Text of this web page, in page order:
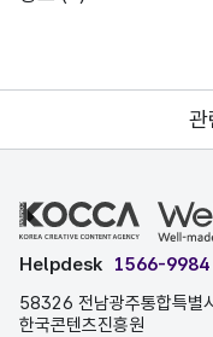
관
Helpdesk 1566-9984
58326 전남광주통합특별
한국콘텐츠진흥원